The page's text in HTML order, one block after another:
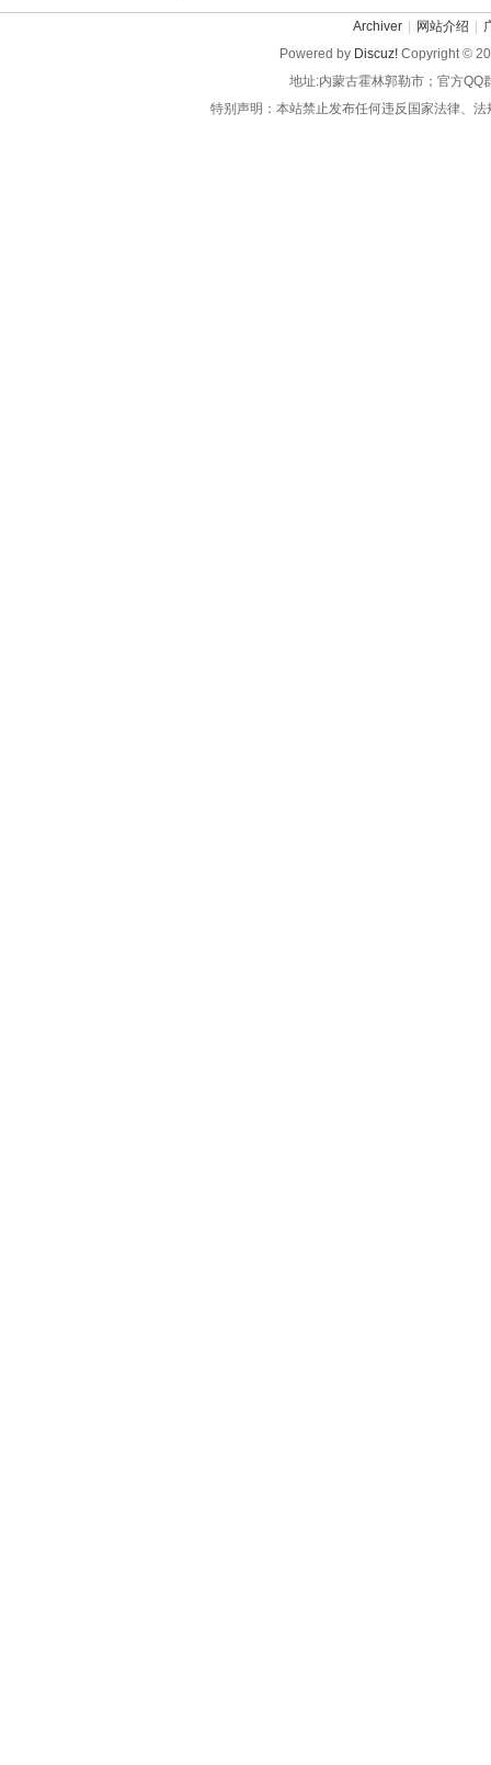
Archiver 网站介绍
Powered by Discuz! Copyright ©
地址:内蒙古霍林郭勒市；官方QQ
特别声明：本站禁止发布任何违反国家法律、